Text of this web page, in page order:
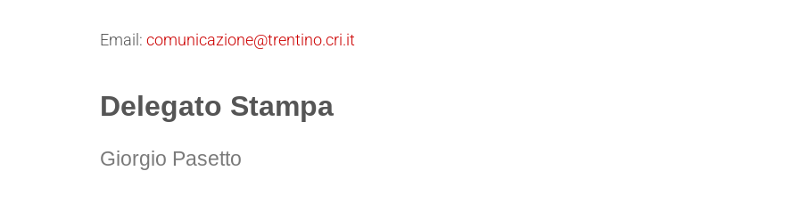
Email: comunicazione@trentino.cri.it
Delegato Stampa
Giorgio Pasetto